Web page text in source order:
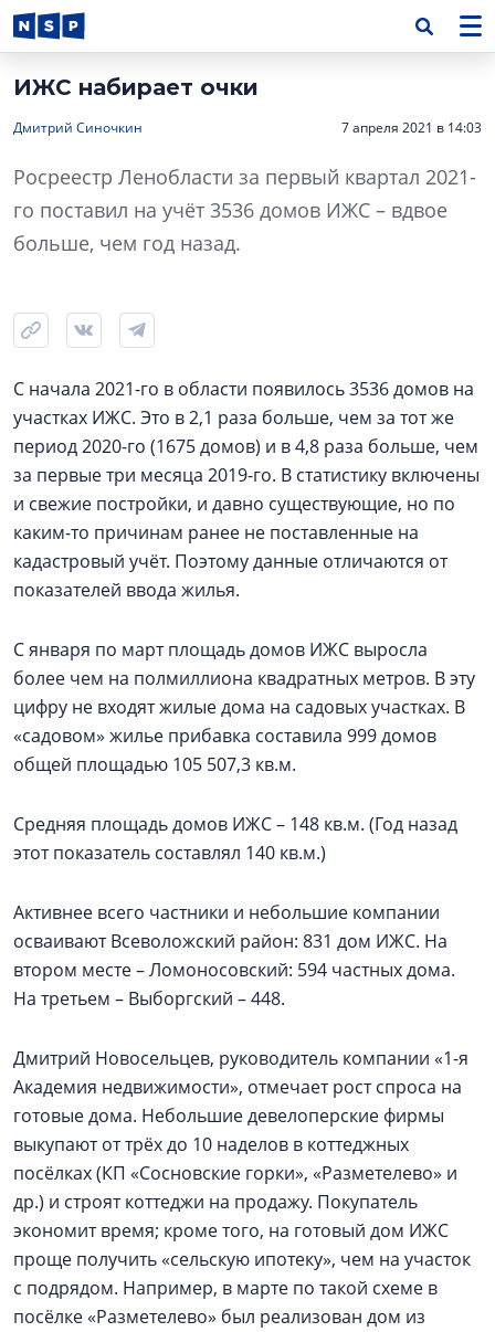
ИЖС набирает очки
Дмитрий Синочкин 7 апреля 2021 в 14:03
Росреестр Ленобласти за первый квартал 2021-
го поставил на учёт 3536 домов ИЖС – вдвое
больше, чем год назад.
С начала 2021-го в области появилось 3536 домов на
участках ИЖС. Это в 2,1 раза больше, чем за тот же
период 2020-го (1675 домов) и в 4,8 раза больше, чем
за первые три месяца 2019-го. В статистику включены
и свежие постройки, и давно существующие, но по
каким-то причинам ранее не поставленные на
кадастровый учёт. Поэтому данные отличаются от
показателей ввода жилья.
С января по март площадь домов ИЖС выросла
более чем на полмиллиона квадратных метров. В эту
цифру не входят жилые дома на садовых участках. В
«садовом» жилье прибавка составила 999 домов
общей площадью 105 507,3 кв.м.
Средняя площадь домов ИЖС – 148 кв.м. (Год назад
этот показатель составлял 140 кв.м.)
Активнее всего частники и небольшие компании
осваивают Всеволожский район: 831 дом ИЖС. На
втором месте – Ломоносовский: 594 частных дома.
На третьем – Выборгский – 448.
Дмитрий Новосельцев, руководитель компании «1-я
Академия недвижимости», отмечает рост спроса на
готовые дома. Небольшие девелоперские фирмы
выкупают от трёх до 10 наделов в коттеджных
посёлках (КП «Сосновские горки», «Разметелево» и
др.) и строят коттеджи на продажу. Покупатель
экономит время; кроме того, на готовый дом ИЖС
проще получить «сельскую ипотеку», чем на участок
с подрядом. Например, в марте по такой схеме в
посёлке «Разметелево» был реализован дом из